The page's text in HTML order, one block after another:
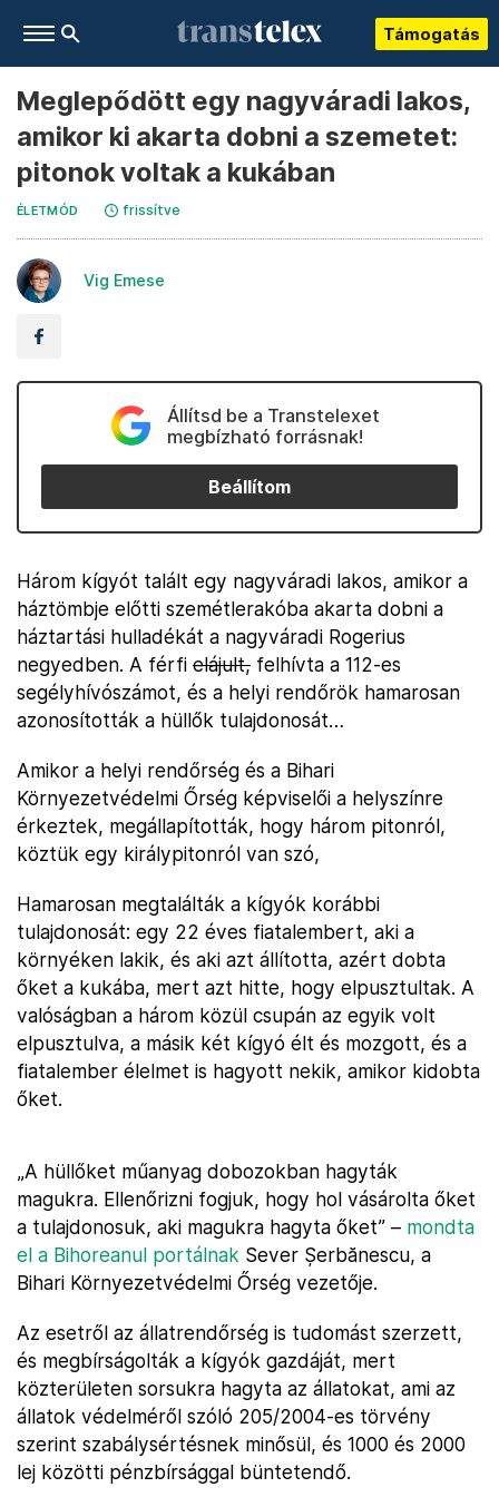
Támogatás
Meglepődött egy nagyváradi lakos,
amikor ki akarta dobni a szemetet:
pitonok voltak a kukában
ÉLETMÓD frissítve
Vig Emese
Állítsd be a Transtelexet
megbízható forrásnak!
Beállítom
Három kígyót talált egy nagyváradi lakos, amikor a
háztömbje előtti szemétlerakóba akarta dobni a
háztartási hulladékát a nagyváradi Rogerius
negyedben. A férfi elájult, felhívta a 112-es
segélyhívószámot, és a helyi rendőrök hamarosan
azonosították a hüllők tulajdonosát…
Amikor a helyi rendőrség és a Bihari
Környezetvédelmi Őrség képviselői a helyszínre
érkeztek, megállapították, hogy három pitonról,
köztük egy királypitonról van szó,
Hamarosan megtalálták a kígyók korábbi
tulajdonosát: egy 22 éves fiatalembert, aki a
környéken lakik, és aki azt állította, azért dobta
őket a kukába, mert azt hitte, hogy elpusztultak. A
valóságban a három közül csupán az egyik volt
elpusztulva, a másik két kígyó élt és mozgott, és a
fiatalember élelmet is hagyott nekik, amikor kidobta
őket.
„A hüllőket műanyag dobozokban hagyták
magukra. Ellenőrizni fogjuk, hogy hol vásárolta őket
a tulajdonosuk, aki magukra hagyta őket” – mondta
el a Bihoreanul portálnak Sever Șerbănescu, a
Bihari Környezetvédelmi Őrség vezetője.
Az esetről az állatrendőrség is tudomást szerzett,
és megbírságolták a kígyók gazdáját, mert
közterületen sorsukra hagyta az állatokat, ami az
állatok védelméről szóló 205/2004-es törvény
szerint szabálysértésnek minősül, és 1000 és 2000
lej közötti pénzbírsággal büntetendő.